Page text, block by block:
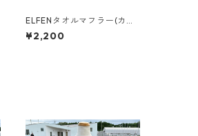
ELFENタオルマフラー(カチ
スト）
¥2,200